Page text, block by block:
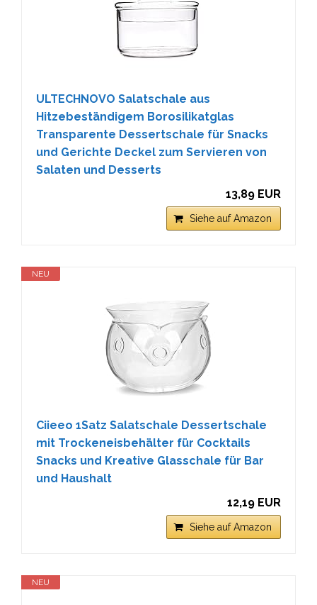
ULTECHNOVO Salatschale aus
Hitzebeständigem Borosilikatglas
Transparente Dessertschale für Snacks
und Gerichte Deckel zum Servieren von
Salaten und Desserts
13,89 EUR
Siehe auf Amazon
NEU
Ciieeo 1Satz Salatschale Dessertschale
mit Trockeneisbehälter für Cocktails
Snacks und Kreative Glasschale für Bar
und Haushalt
12,19 EUR
Siehe auf Amazon
NEU